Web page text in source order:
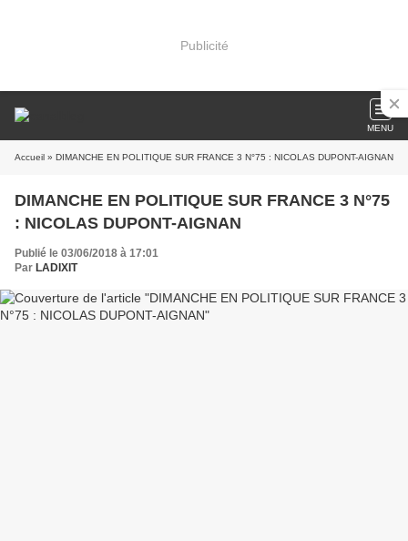
Publicité
MENU
Accueil » DIMANCHE EN POLITIQUE SUR FRANCE 3 N°75 : NICOLAS DUPONT-AIGNAN
DIMANCHE EN POLITIQUE SUR FRANCE 3 N°75
: NICOLAS DUPONT-AIGNAN
Publié le 03/06/2018 à 17:01
Par LADIXIT